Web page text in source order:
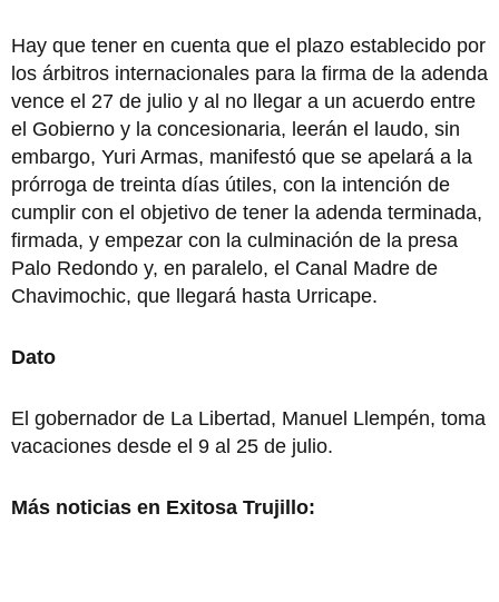
Hay que tener en cuenta que el plazo establecido por
los árbitros internacionales para la firma de la adenda
vence el 27 de julio y al no llegar a un acuerdo entre
el Gobierno y la concesionaria, leerán el laudo, sin
embargo, Yuri Armas, manifestó que se apelará a la
prórroga de treinta días útiles, con la intención de
cumplir con el objetivo de tener la adenda terminada,
firmada, y empezar con la culminación de la presa
Palo Redondo y, en paralelo, el Canal Madre de
Chavimochic, que llegará hasta Urricape.
Dato
El gobernador de La Libertad, Manuel Llempén, toma
vacaciones desde el 9 al 25 de julio.
Más noticias en Exitosa Trujillo: